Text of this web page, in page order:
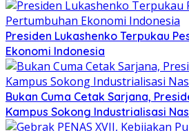
Presiden Lukashenko Terpukau
Ekonomi Indonesia
Bukan Cuma Cetak Sarjana,
Kampus Sokong Industrialisasi